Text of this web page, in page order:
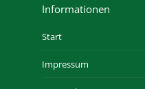
Informationen
Start
Impressum